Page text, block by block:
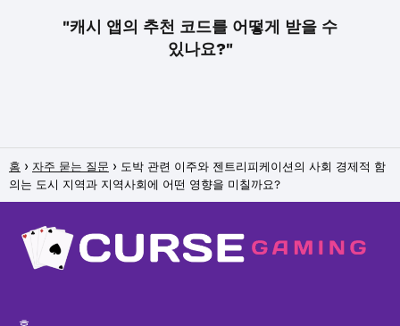
"캐시 앱의 추천 코드를 어떻게 받을 수
있나요?"
홈 자주 묻는 질문
도박 관련 이주와 젠트리피케이션의 사회 경제적 함
의는 도시 지역과 지역사회에 어떤 영향을 미칠까요?